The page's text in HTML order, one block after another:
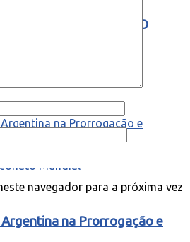
ao Desafio de 2030: O
na Prorrogação e
navegador para a próxima vez